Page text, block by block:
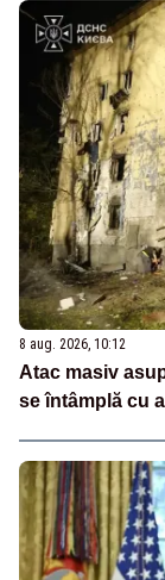
8 aug. 2026, 10:12
Atac masiv
se întâmplă cu